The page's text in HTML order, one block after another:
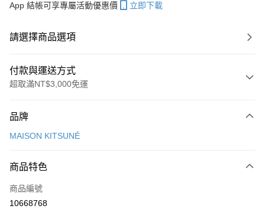
App 結帳可享專屬活動優惠價 立即下載
請選擇商品選項
付款與運送方式
超取滿NT$3,000免運
信用卡一次付款
ATM付款
品牌
MAISON KITSUNÉ
商品特色
商品編號
10668768